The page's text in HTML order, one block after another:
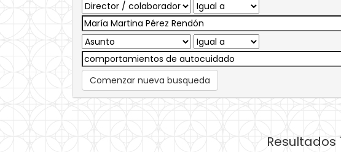
Comenzar nueva busqueda
Resultados